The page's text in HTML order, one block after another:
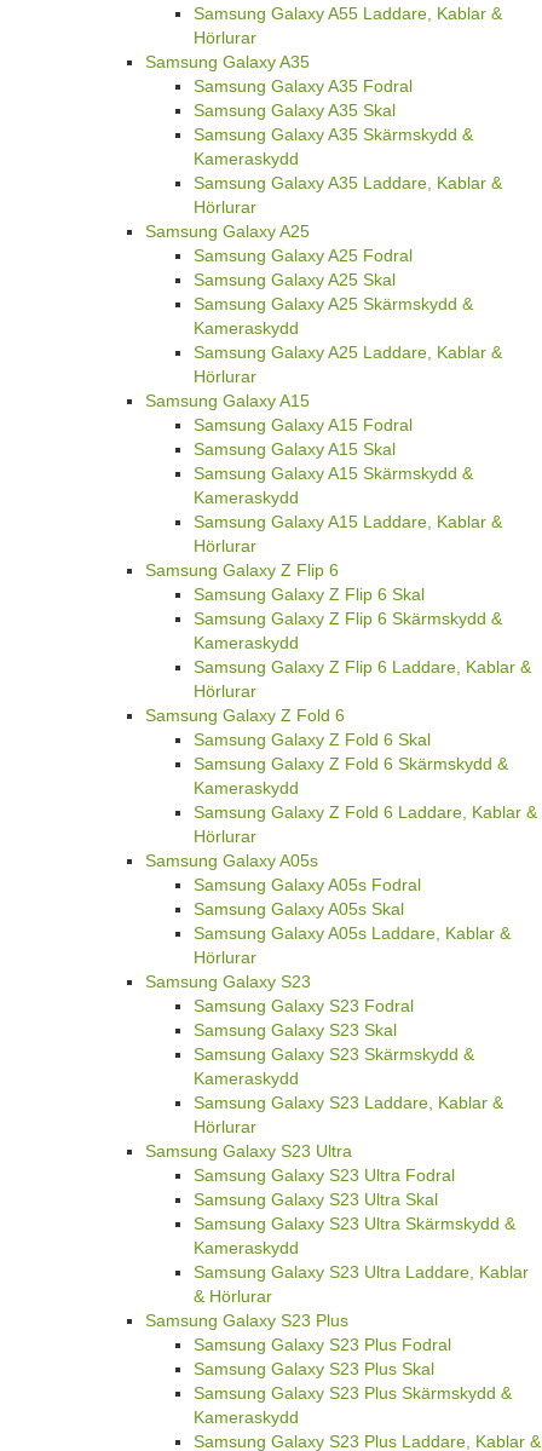
Samsung Galaxy A55 Laddare, Kablar &
Hörlurar
Samsung Galaxy A35
Samsung Galaxy A35 Fodral
Samsung Galaxy A35 Skal
Samsung Galaxy A35 Skärmskydd &
Kameraskydd
Samsung Galaxy A35 Laddare, Kablar &
Hörlurar
Samsung Galaxy A25
Samsung Galaxy A25 Fodral
Samsung Galaxy A25 Skal
Samsung Galaxy A25 Skärmskydd &
Kameraskydd
Samsung Galaxy A25 Laddare, Kablar &
Hörlurar
Samsung Galaxy A15
Samsung Galaxy A15 Fodral
Samsung Galaxy A15 Skal
Samsung Galaxy A15 Skärmskydd &
Kameraskydd
Samsung Galaxy A15 Laddare, Kablar &
Hörlurar
Samsung Galaxy Z Flip 6
Samsung Galaxy Z Flip 6 Skal
Samsung Galaxy Z Flip 6 Skärmskydd &
Kameraskydd
Samsung Galaxy Z Flip 6 Laddare, Kablar &
Hörlurar
Samsung Galaxy Z Fold 6
Samsung Galaxy Z Fold 6 Skal
Samsung Galaxy Z Fold 6 Skärmskydd &
Kameraskydd
Samsung Galaxy Z Fold 6 Laddare, Kablar &
Hörlurar
Samsung Galaxy A05s
Samsung Galaxy A05s Fodral
Samsung Galaxy A05s Skal
Samsung Galaxy A05s Laddare, Kablar &
Hörlurar
Samsung Galaxy S23
Samsung Galaxy S23 Fodral
Samsung Galaxy S23 Skal
Samsung Galaxy S23 Skärmskydd &
Kameraskydd
Samsung Galaxy S23 Laddare, Kablar &
Hörlurar
Samsung Galaxy S23 Ultra
Samsung Galaxy S23 Ultra Fodral
Samsung Galaxy S23 Ultra Skal
Samsung Galaxy S23 Ultra Skärmskydd &
Kameraskydd
Samsung Galaxy S23 Ultra Laddare, Kablar
& Hörlurar
Samsung Galaxy S23 Plus
Samsung Galaxy S23 Plus Fodral
Samsung Galaxy S23 Plus Skal
Samsung Galaxy S23 Plus Skärmskydd &
Kameraskydd
Samsung Galaxy S23 Plus Laddare, Kablar &